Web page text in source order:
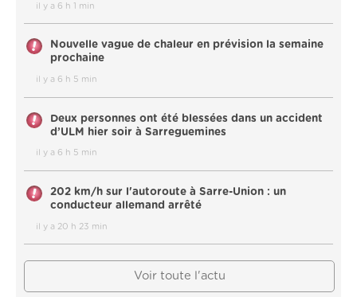
il y a 6 h 1 min
Nouvelle vague de chaleur en prévision la semaine
prochaine
il y a 6 h 5 min
Deux personnes ont été blessées dans un accident
d’ULM hier soir à Sarreguemines
il y a 6 h 5 min
202 km/h sur l'autoroute à Sarre-Union : un
conducteur allemand arrêté
il y a 20 h 23 min
Voir toute l'actu